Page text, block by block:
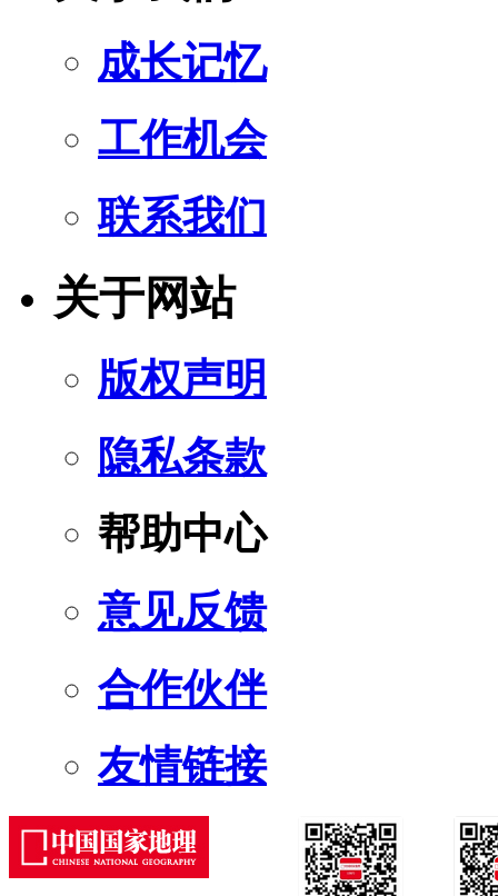
成长记忆
工作机会
联系我们
关于网站
版权声明
隐私条款
帮助中心
意见反馈
合作伙伴
友情链接